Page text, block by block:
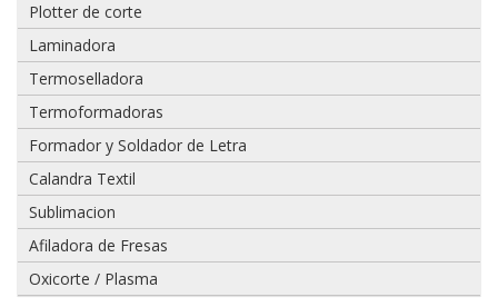
Adjuntar
imágenes
de
problema:
Plotter de corte
Laminadora
Termoselladora
Termoformadoras
Formador y Soldador de Letra
Calandra Textil
Sublimacion
Afiladora de Fresas
Oxicorte / Plasma